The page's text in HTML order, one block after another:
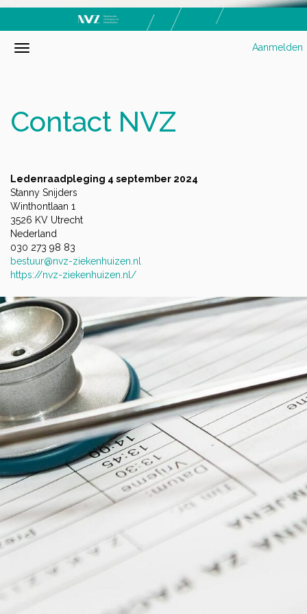
Aanmelden
Contact NVZ
Ledenraadpleging 4 september 2024
Stanny Snijders
Winthontlaan 1
3526 KV Utrecht
Nederland
030 273 98 83
bestuur@nvz-ziekenhuizen.nl
https://nvz-ziekenhuizen.nl/